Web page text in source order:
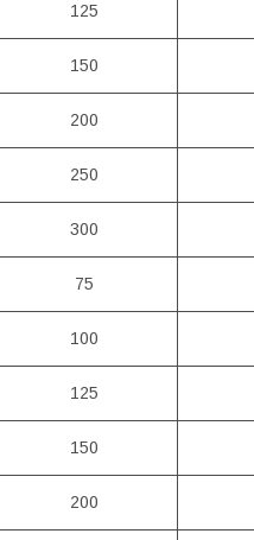
125
150
200
250
300
75
100
125
150
200